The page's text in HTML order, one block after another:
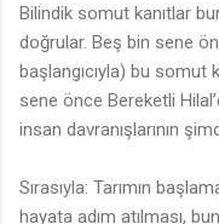
Bilindik somut kanıtlar
doğrular. Beş bin sene
başlangıcıyla) bu somut
sene önce Bereketli
insan davranışlarının
Sırasıyla: Tarımın
hayata adım atılması,